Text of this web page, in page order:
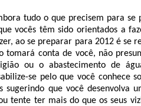
tudo o que precisem para
vocês têm sido orientados a
ao se preparar para 2012 é se
tomará conta de você, não
ou o abastecimento de
se pelo que você conhece
sugerindo que você desenvolva
tente ter mais do que os seus